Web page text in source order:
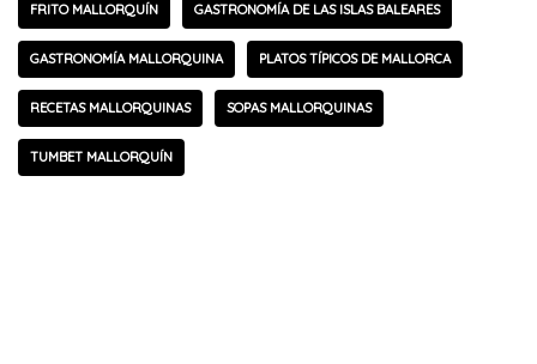
FRITO MALLORQUÍN GASTRONOMÍA DE LAS ISLAS BALEARES
GASTRONOMÍA MALLORQUINA PLATOS TÍPICOS DE MALLORCA
RECETAS MALLORQUINAS SOPAS MALLORQUINAS
TUMBET MALLORQUÍN